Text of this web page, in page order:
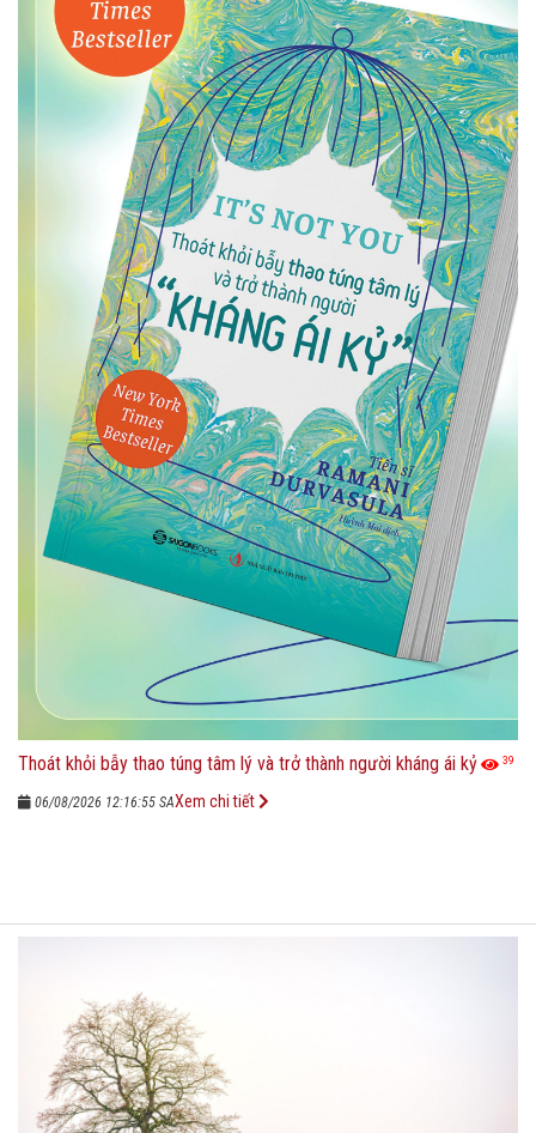
Thoát khỏi bẫy thao túng tâm lý và trở thành người kháng ái kỷ 39
06/08/2026 12:16:55 SAXem chi tiết